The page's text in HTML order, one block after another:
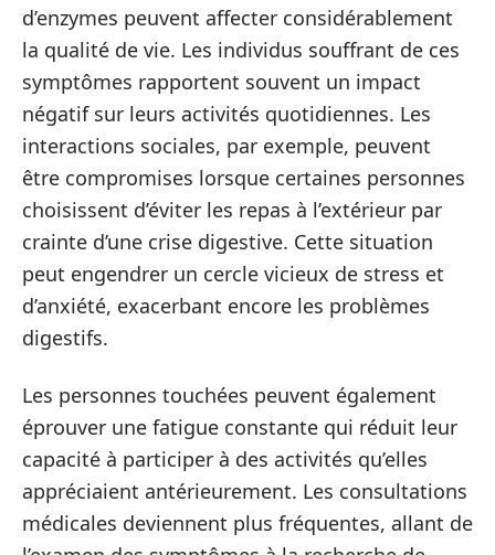
d’enzymes peuvent affecter considérablement
la qualité de vie. Les individus souffrant de ces
symptômes rapportent souvent un impact
négatif sur leurs activités quotidiennes. Les
interactions sociales, par exemple, peuvent
être compromises lorsque certaines personnes
choisissent d’éviter les repas à l’extérieur par
crainte d’une crise digestive. Cette situation
peut engendrer un cercle vicieux de stress et
d’anxiété, exacerbant encore les problèmes
digestifs.
Les personnes touchées peuvent également
éprouver une fatigue constante qui réduit leur
capacité à participer à des activités qu’elles
appréciaient antérieurement. Les consultations
médicales deviennent plus fréquentes, allant de